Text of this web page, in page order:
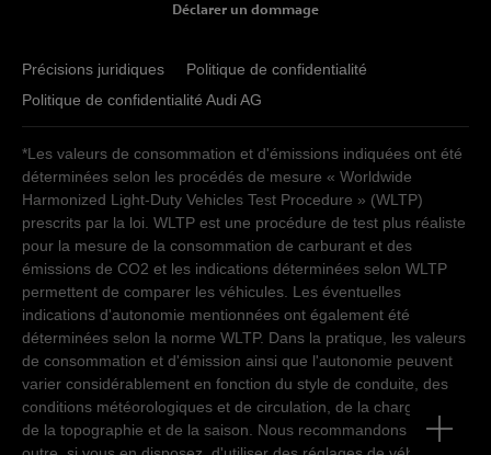
Déclarer un dommage
Précisions juridiques
Politique de confidentialité
Politique de confidentialité Audi AG
*Les valeurs de consommation et d'émissions indiquées ont été
déterminées selon les procédés de mesure « Worldwide
Harmonized Light-Duty Vehicles Test Procedure » (WLTP)
prescrits par la loi. WLTP est une procédure de test plus réaliste
pour la mesure de la consommation de carburant et des
émissions de CO2 et les indications déterminées selon WLTP
permettent de comparer les véhicules. Les éventuelles
indications d'autonomie mentionnées ont également été
déterminées selon la norme WLTP. Dans la pratique, les valeurs
de consommation et d'émission ainsi que l'autonomie peuvent
varier considérablement en fonction du style de conduite, des
conditions météorologiques et de circulation, de la charge utile,
de la topographie et de la saison. Nous recommandons en